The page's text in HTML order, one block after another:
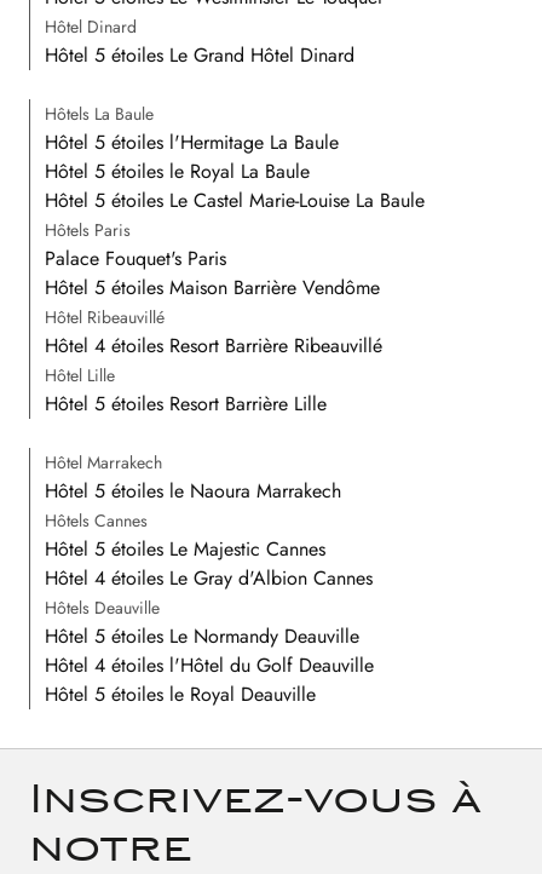
Hôtel Dinard
Hôtel 5 étoiles Le Grand Hôtel Dinard
Hôtels La Baule
Hôtel 5 étoiles l'Hermitage La Baule
Hôtel 5 étoiles le Royal La Baule
Hôtel 5 étoiles Le Castel Marie-Louise La Baule
Hôtels Paris
Palace Fouquet's Paris
Hôtel 5 étoiles Maison Barrière Vendôme
Hôtel Ribeauvillé
Hôtel 4 étoiles Resort Barrière Ribeauvillé
Hôtel Lille
Hôtel 5 étoiles Resort Barrière Lille
Hôtel Marrakech
Hôtel 5 étoiles le Naoura Marrakech
Hôtels Cannes
Hôtel 5 étoiles Le Majestic Cannes
Hôtel 4 étoiles Le Gray d'Albion Cannes
Hôtels Deauville
Hôtel 5 étoiles Le Normandy Deauville
Hôtel 4 étoiles l'Hôtel du Golf Deauville
Hôtel 5 étoiles le Royal Deauville
Inscrivez-vous à
notre